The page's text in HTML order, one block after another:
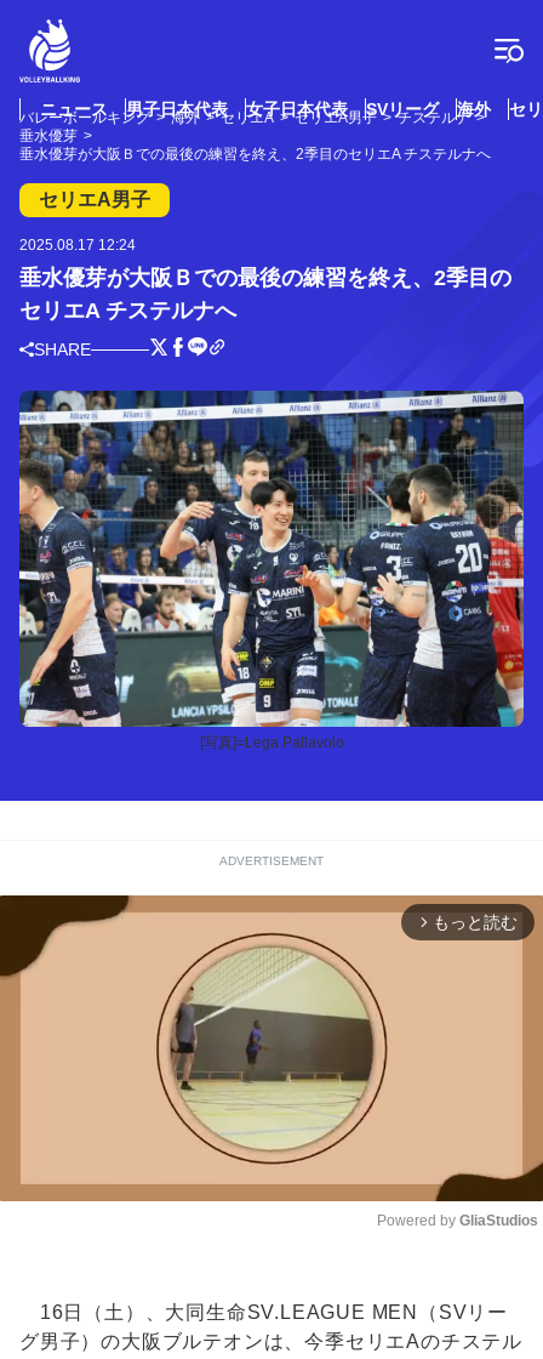
ニュース 男子日本代表 女子日本代表 SVリーグ 海外 セ
バレーボールキング 海外 セリエA セリエA男子
チステルナ
垂水優芽
垂水優芽が大阪Ｂでの最後の練習を終え、2季目のセリエA チステルナへ
セリエA男子
2025.08.17 12:24
垂水優芽が大阪Ｂでの最後の練習を終え、2季目の
セリエA チステルナへ
SHARE
[写真]=Lega Pallavolo
ADVERTISEMENT
arrow_forward_ios もっと読む
Powered by GliaStudios
16日（土）、大同生命SV.LEAGUE MEN（SVリー
グ男子）の大阪ブルテオンは、今季セリエAのチステル